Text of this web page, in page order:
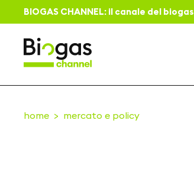
BIOGAS CHANNEL: il canale del biogas
home mercato e policy